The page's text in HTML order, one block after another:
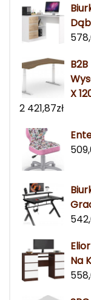
X
2 421,87zł
Na